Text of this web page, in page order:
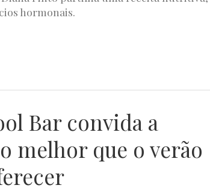
hormonais.
Bar convida a
melhor que o verão